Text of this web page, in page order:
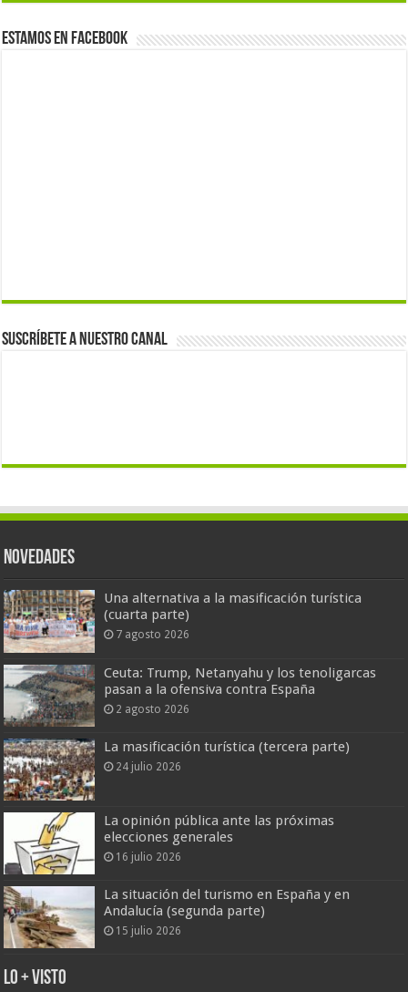
Estamos en Facebook
Suscríbete a nuestro canal
Novedades
Una alternativa a la masificación turística
(cuarta parte)
7 agosto 2026
Ceuta: Trump, Netanyahu y los tenoligarcas
pasan a la ofensiva contra España
2 agosto 2026
La masificación turística (tercera parte)
24 julio 2026
La opinión pública ante las próximas
elecciones generales
16 julio 2026
La situación del turismo en España y en
Andalucía (segunda parte)
15 julio 2026
Lo + Visto